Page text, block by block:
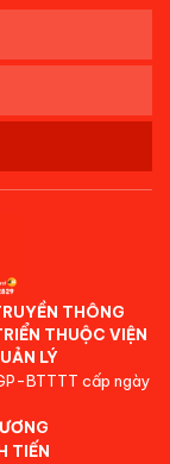
THÔNG
THUỘC VIỆN
LÝ
BTTTT cấp ngày
TIẾN